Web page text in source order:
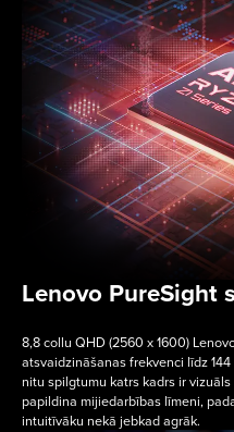
Lenovo PureSight
8,8 collu QHD (2560 x 1600)
atsvaidzināšanas frekvenci līdz
nitu spilgtumu katrs kadrs ir
papildina mijiedarbības līmeni,
intuitīvāku nekā jebkad agrāk.